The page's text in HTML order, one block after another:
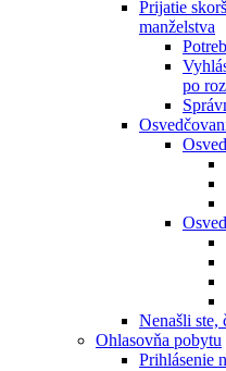
Prijatie
manželstva
po
Nenašli ste,
Ohlasovňa pobytu
Prihlásenie